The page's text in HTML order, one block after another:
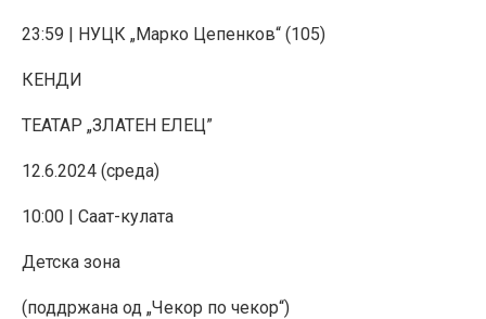
23:59 | НУЦК „Марко Цепенков“ (105)
КЕНДИ
ТЕАТАР „ЗЛАТЕН ЕЛЕЦ”
12.6.2024 (среда)
10:00 | Саат-кулата
Детска зона
(поддржана од „Чекор по чекор“)